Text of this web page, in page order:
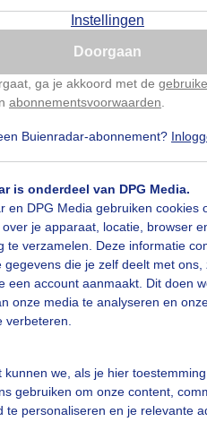
Instellingen
Doorgaan
ga je akkoord met de
abonnementsvoorwaarden
Buienradar-abonnement?
is onderdeel van DPG Media.
en DPG Media gebruiken cookies
je apparaat, locatie, browser
te verzamelen. Deze informatie
gegevens die je zelf deelt met ons,
een account aanmaakt. Dit doen
onze media te analyseren en
verbeteren.
kunnen we, als je hier
gebruiken om onze content,
te personaliseren en je relevante
een bui en deze kwam
Is goed, toon de popup
Nu niet, misschien later
Safari en wil je niet elke dag
Klikhierom dit aan te passen